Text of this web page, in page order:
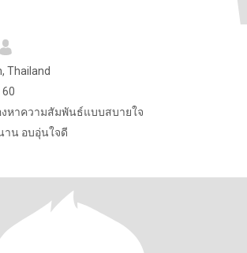
Thailand
60
งหาความสัมพันธ์แบบสบายใจ
าน อบอุ่นใจดี